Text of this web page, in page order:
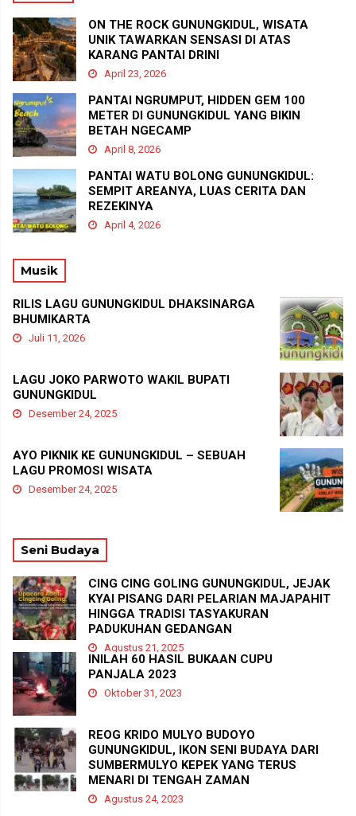
ON THE ROCK GUNUNGKIDUL, WISATA
UNIK TAWARKAN SENSASI DI ATAS
KARANG PANTAI DRINI
April 23, 2026
PANTAI NGRUMPUT, HIDDEN GEM 100
METER DI GUNUNGKIDUL YANG BIKIN
BETAH NGECAMP
April 8, 2026
PANTAI WATU BOLONG GUNUNGKIDUL:
SEMPIT AREANYA, LUAS CERITA DAN
REZEKINYA
April 4, 2026
Musik
RILIS LAGU GUNUNGKIDUL DHAKSINARGA
BHUMIKARTA
Juli 11, 2026
LAGU JOKO PARWOTO WAKIL BUPATI
GUNUNGKIDUL
Desember 24, 2025
AYO PIKNIK KE GUNUNGKIDUL – SEBUAH
LAGU PROMOSI WISATA
Desember 24, 2025
Seni Budaya
CING CING GOLING GUNUNGKIDUL, JEJAK
KYAI PISANG DARI PELARIAN MAJAPAHIT
HINGGA TRADISI TASYAKURAN
PADUKUHAN GEDANGAN
Agustus 21, 2025
INILAH 60 HASIL BUKAAN CUPU
PANJALA 2023
Oktober 31, 2023
REOG KRIDO MULYO BUDOYO
GUNUNGKIDUL, IKON SENI BUDAYA DARI
SUMBERMULYO KEPEK YANG TERUS
MENARI DI TENGAH ZAMAN
Agustus 24, 2023